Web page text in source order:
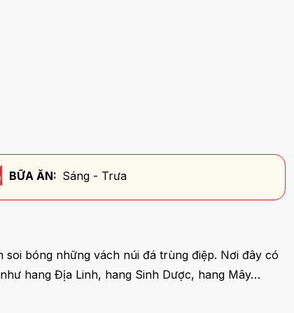
BỮA ĂN: Sáng - Trưa
bóng những vách núi đá trùng điệp. Nơi đây có
hang Địa Linh, hang Sinh Dược, hang Mây…